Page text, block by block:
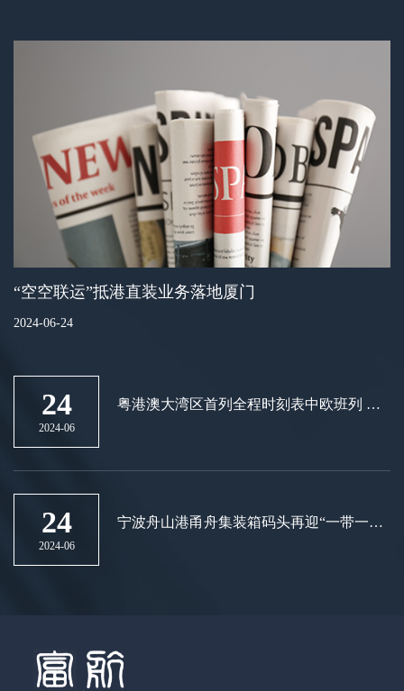
“空空联运”抵港直装业务落地厦门
2024-06-24
24
2024-06
粤港澳大湾区首列全程时刻表中欧班列 在
24
2024-06
宁波舟山港甬舟集装箱码头再迎“一带一